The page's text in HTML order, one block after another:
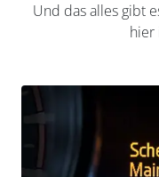
Und das alles gibt
hier